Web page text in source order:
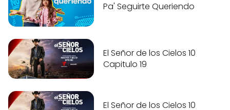
Pa' Seguirte Queriendo
El Señor de los Cielos 10
Capitulo 19
El Señor de los Cielos 10